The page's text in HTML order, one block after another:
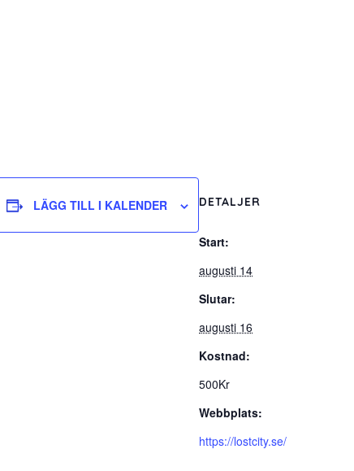
LÄGG TILL I KALENDER DETALJER
Start:
augusti 14
Slutar:
augusti 16
Kostnad:
500Kr
Webbplats:
https://lostcity.se/